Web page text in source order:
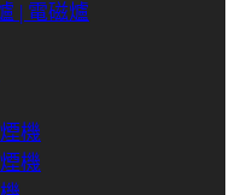
| 電磁爐
機
機